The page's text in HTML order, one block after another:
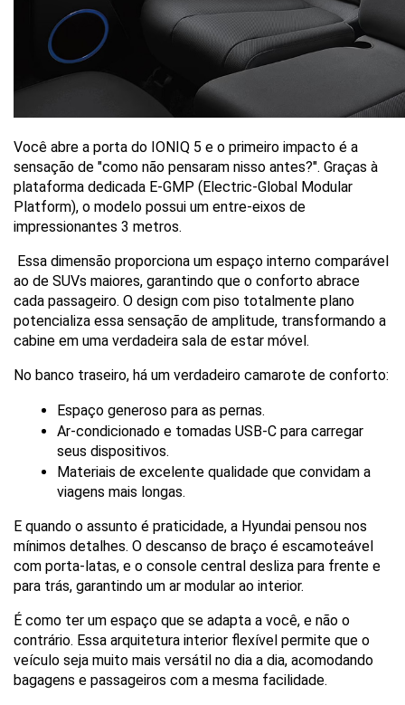
Você abre a porta do IONIQ 5 e o primeiro impacto é a
sensação de "como não pensaram nisso antes?". Graças à
plataforma dedicada E-GMP (Electric-Global Modular
Platform), o modelo possui um entre-eixos de
impressionantes 3 metros.
Essa dimensão proporciona um espaço interno comparável
ao de SUVs maiores, garantindo que o conforto abrace
cada passageiro. O design com piso totalmente plano
potencializa essa sensação de amplitude, transformando a
cabine em uma verdadeira sala de estar móvel.
No banco traseiro, há um verdadeiro camarote de conforto:
Espaço generoso para as pernas.
Ar-condicionado e tomadas USB-C para carregar
seus dispositivos.
Materiais de excelente qualidade que convidam a
viagens mais longas.
E quando o assunto é praticidade, a Hyundai pensou nos
mínimos detalhes. O descanso de braço é escamoteável
com porta-latas, e o console central desliza para frente e
para trás, garantindo um ar modular ao interior.
É como ter um espaço que se adapta a você, e não o
contrário. Essa arquitetura interior flexível permite que o
veículo seja muito mais versátil no dia a dia, acomodando
bagagens e passageiros com a mesma facilidade.